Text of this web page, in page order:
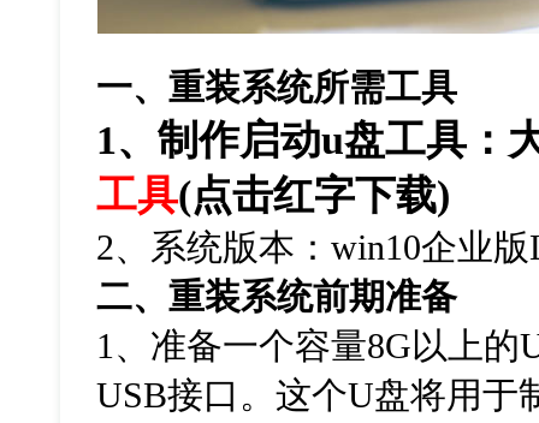
一、重装系统所需工具
1、制作启动u盘工具：
工具(点击红字下载)
2、系统版本：win10企业版
二、重装系统前期准备
1 、准备一个容量8G以上的
USB接口。这个U盘将用于